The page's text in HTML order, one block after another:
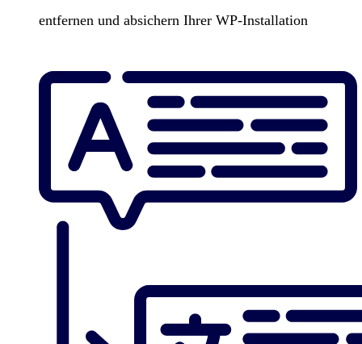
entfernen und absichern Ihrer WP-Installation